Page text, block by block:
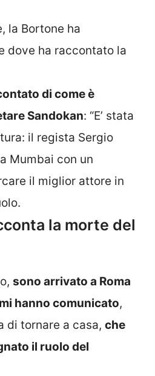
la Bortone ha
dove ha raccontato la
di come è
Sandokan: “E’ stata
il regista Sergio
Mumbai con un
il miglior attore in
la morte del
sono arrivato a Roma
hanno comunicato,
di tornare a casa, che
il ruolo del